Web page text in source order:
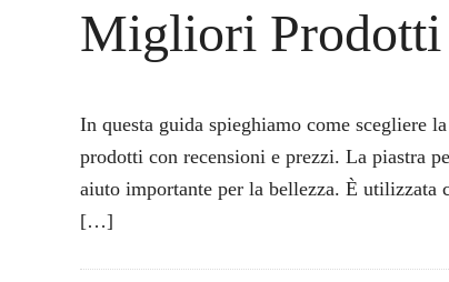
Migliori Prodotti
In questa guida spieghiamo come scegliere
prodotti con recensioni e prezzi. La piastra
aiuto importante per la bellezza. È
[…]